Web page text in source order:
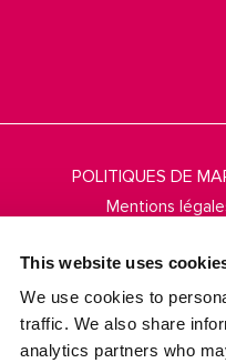
This website uses
We use cookies to
traffic. We also share
analytics partners who
POLITIQUES DE
Mentions
Questions
Termes et